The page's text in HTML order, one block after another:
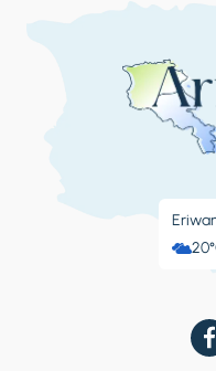
mit Haghbat
die unter den
UNESCO
Die Höhle
Weg zum